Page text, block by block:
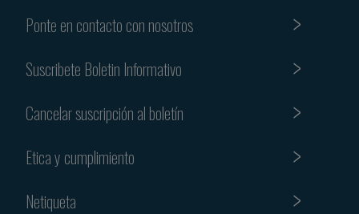
Ponte en contacto con nosotros
Suscribete Boletin Informativo
Cancelar suscripción al boletín
Etica y cumplimiento
Netiqueta